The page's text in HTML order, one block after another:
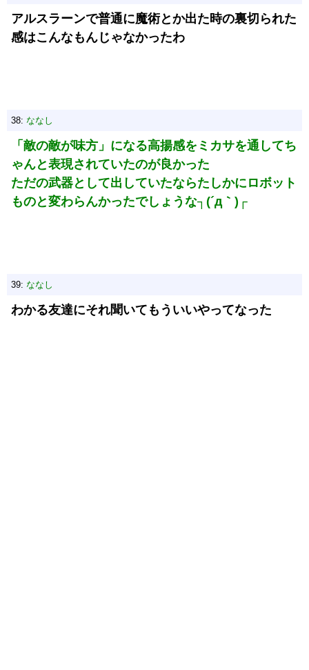
アルスラーンで普通に魔術とか出た時の裏切られた
感はこんなもんじゃなかったわ
38: ななし
「敵の敵が味方」になる高揚感をミカサを通してち
ゃんと表現されていたのが良かった
ただの武器として出していたならたしかにロボット
ものと変わらんかったでしょうな┐(´д｀)┌
39: ななし
わかる友達にそれ聞いてもういいやってなった